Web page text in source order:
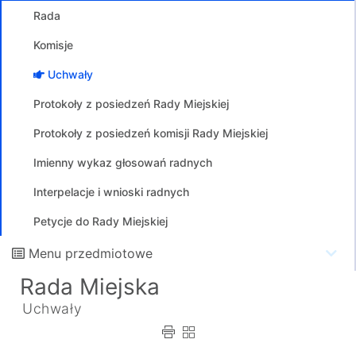
Rada
Komisje
Uchwały
Protokoły z posiedzeń Rady Miejskiej
Protokoły z posiedzeń komisji Rady Miejskiej
Imienny wykaz głosowań radnych
Interpelacje i wnioski radnych
Petycje do Rady Miejskiej
Menu przedmiotowe
Rada Miejska
Uchwały